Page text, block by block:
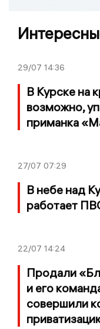
29/07 14:36
В Курске на
возможно,
приманка
27/07 07:29
В небе над
работает
22/07 14:24
Продали
и его
совершили